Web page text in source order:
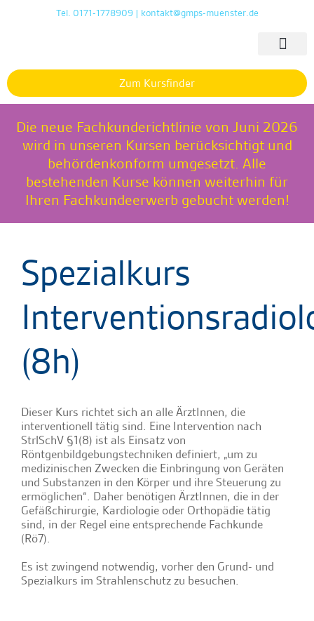
Tel. 0171-1778909 | kontakt@gmps-muenster.de
Zum Kursfinder
Die neue Fachkunderichtlinie von Juni 2026
wird in unseren Kursen berücksichtigt und
behördenkonform umgesetzt. Alle
bestehenden Kurse können weiterhin für
Ihren Fachkundeerwerb gebucht werden!
Spezialkurs
(8h)
Dieser Kurs richtet sich an alle ÄrztInnen, die
interventionell tätig sind. Eine Intervention nach
StrlSchV §1(8) ist als Einsatz von
Röntgenbildgebungstechniken definiert, „um zu
medizinischen Zwecken die Einbringung von Geräten
und Substanzen in den Körper und ihre Steuerung zu
ermöglichen“. Daher benötigen ÄrztInnen, die in der
Gefäßchirurgie, Kardiologie oder Orthopädie tätig
sind, in der Regel eine entsprechende Fachkunde
(Rö7).
Es ist zwingend notwendig, vorher den Grund- und
Spezialkurs im Strahlenschutz zu besuchen.